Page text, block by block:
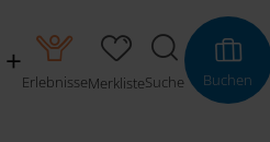
ErlebnisseMerklisteSuche Buchen